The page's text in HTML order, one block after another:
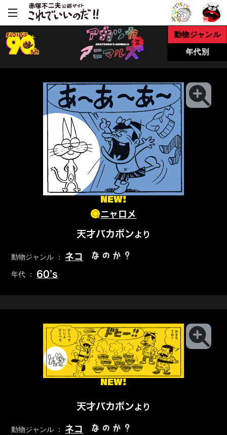
動物ジャンル
年代別
NEW!
ニャロメ
天才バカボンより
動物ジャンル ： ネコ なのか？
年代 ： 60’s
NEW!
天才バカボンより
動物ジャンル ： ネコ なのか？